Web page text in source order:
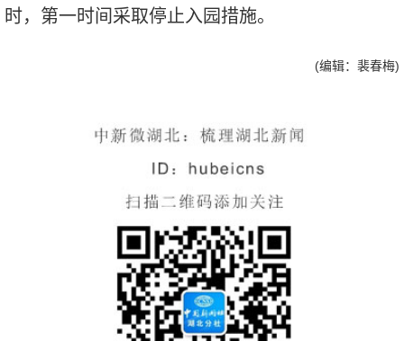
时，第一时间采取停止入园措施。
(编辑：裴春梅)